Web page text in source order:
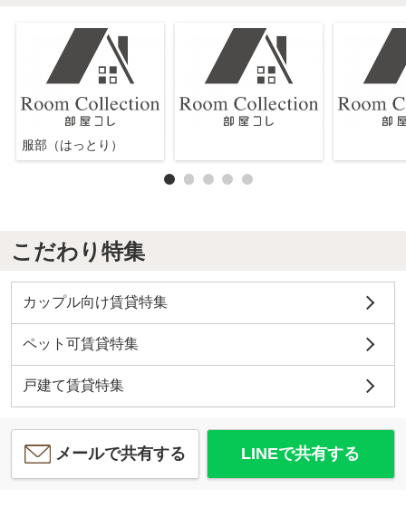
服部（はっとり）
こだわり特集
カップル向け賃貸特集
ペット可賃貸特集
戸建て賃貸特集
メールで共有する LINEで共有する